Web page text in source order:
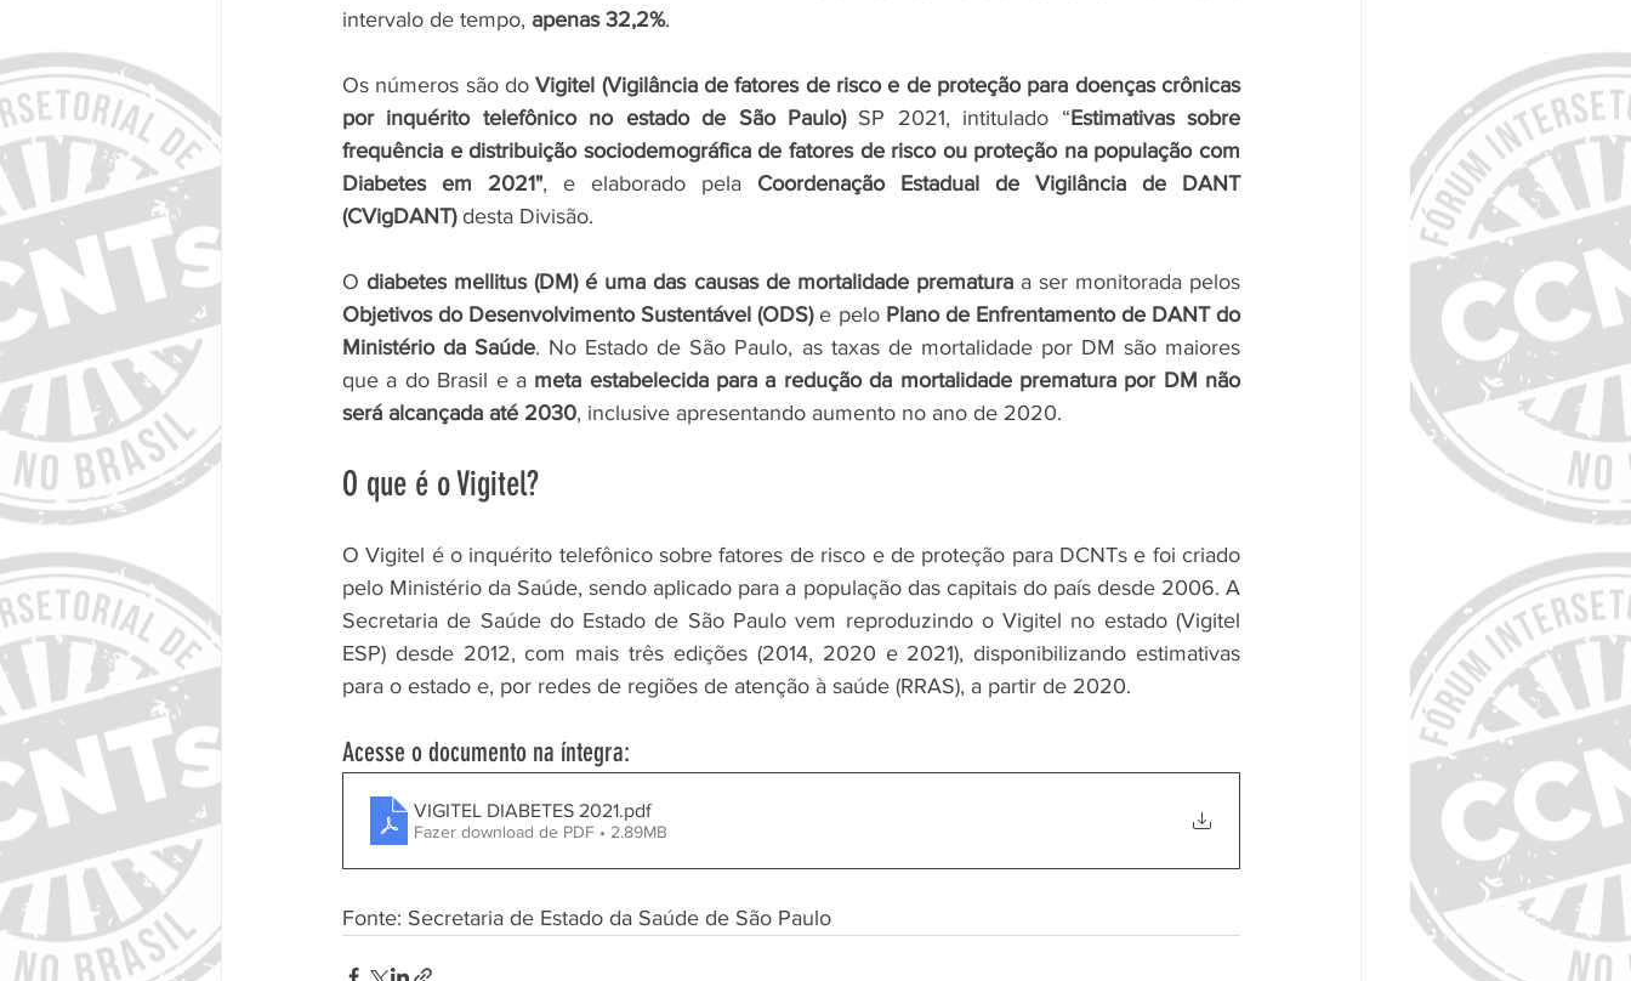
intervalo de tempo, apenas 32,2%.
Os números são do Vigitel (Vigilância de fatores de risco e de proteção para doenças crônicas
por inquérito telefônico no estado de São Paulo) SP 2021, intitulado “Estimativas sobre
frequência e distribuição sociodemográfica de fatores de risco ou proteção na população com
Diabetes em 2021", e elaborado pela Coordenação Estadual de Vigilância de DANT
(CVigDANT) desta Divisão.
O diabetes mellitus (DM) é uma das causas de mortalidade prematura
Objetivos do Desenvolvimento Sustentável (ODS) e pelo Plano de Enfrentamento de DANT do
Ministério da Saúde. No Estado de São Paulo, as taxas de mortalidade por DM são maiores
que a do Brasil e a meta estabelecida para a redução da mortalidade prematura por DM não
será alcançada até 2030, inclusive apresentando aumento no ano de 2020.
O que é o Vigitel?
O Vigitel é o inquérito telefônico sobre fatores de risco e de proteção para DCNTs e foi criado
pelo Ministério da Saúde, sendo aplicado para a população das capitais do país desde 2006. A
Secretaria de Saúde do Estado de São Paulo vem reproduzindo o Vigitel no estado (Vigitel
ESP) desde 2012, com mais três edições (2014, 2020 e 2021), disponibilizando estimativas
para o estado e, por redes de regiões de atenção à saúde (RRAS), a partir de 2020.
Acesse o documento na íntegra:
VIGITEL DIABETES 2021.pdf
Fazer download de PDF • 2.89MB
Fonte: Secretaria de Estado da Saúde de São Paulo